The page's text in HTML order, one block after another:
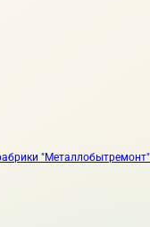
"Металлобытремонт"